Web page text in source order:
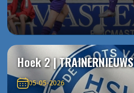
Hoek 2 | TRAINERNIEUWS
05-05-2026